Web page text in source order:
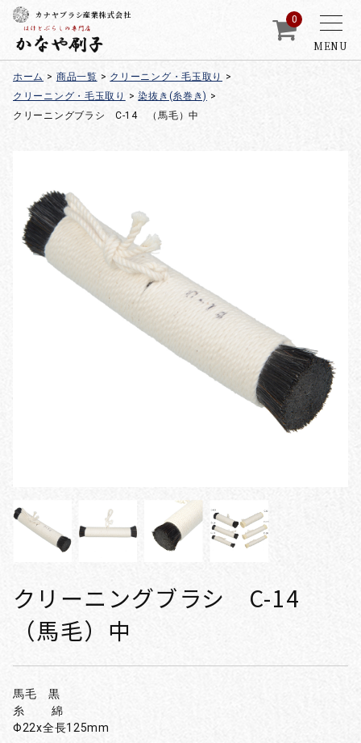
MENU
カナヤブラシ産業株式会社 0
ホーム > 商品一覧 > クリーニング・毛玉取り
>
クリーニング・毛玉取り
> 染抜き(糸巻き) >
クリーニングブラシ C-14 （馬毛）中
クリーニングブラシ C-14
（馬毛）中
馬毛 黒
糸 綿
Φ22x全長125mm